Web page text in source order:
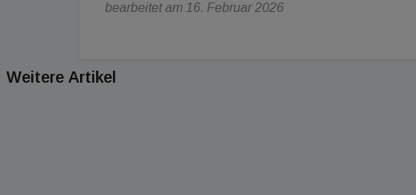
bearbeitet am 16. Februar 2026
Weitere Artikel